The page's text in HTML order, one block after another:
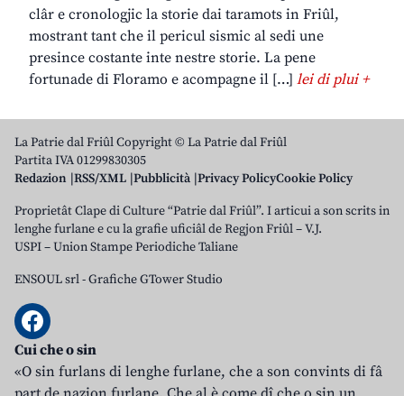
clâr e cronologjic la storie dai taramots in Friûl,
mostrant tant che il pericul sismic al sedi une
presince costante inte nestre storie. La pene
fortunade di Floramo e acompagne il […] lei di plui +
La Patrie dal Friûl Copyright © La Patrie dal Friûl
Partita IVA 01299830305
Redazion RSS/XML Pubblicità Privacy PolicyCookie Policy
Proprietât Clape di Culture “Patrie dal Friûl”. I articui a son scrits in
lenghe furlane e cu la grafie uficiâl de Regjon Friûl – V.J.
USPI – Union Stampe Periodiche Taliane
ENSOUL srl-Grafiche GTower Studio
Cui che o sin
«O sin furlans di lenghe furlane, che a son convints di fâ